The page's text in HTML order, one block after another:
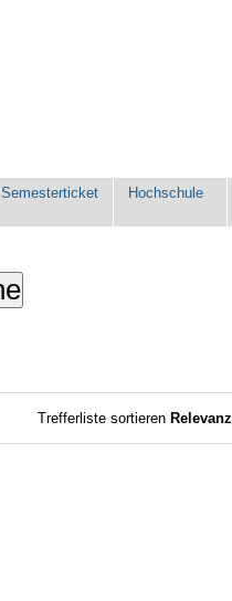
Semesterticket Hochschule
Trefferliste sortieren Relevanz